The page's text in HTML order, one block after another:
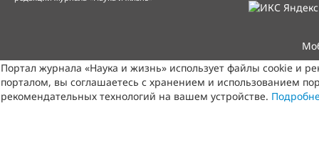
Портал журнала «Наука и жизнь» использует файлы cookie и
порталом, вы соглашаетесь с хранением и использованием
рекомендательных технологий на вашем устройстве.